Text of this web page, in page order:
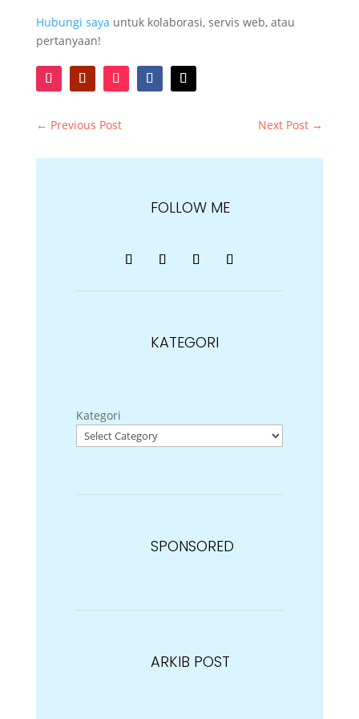
Hubungi saya untuk kolaborasi, servis web, atau
pertanyaan!
← Previous Post Next Post →
FOLLOW ME
KATEGORI
Kategori
SPONSORED
ARKIB POST